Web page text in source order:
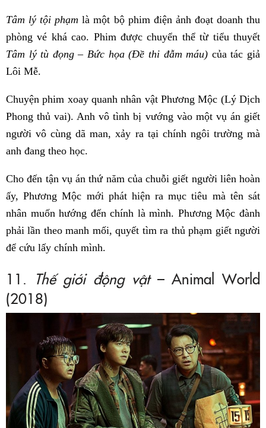
Tâm lý tội phạm là một bộ phim điện ảnh đoạt doanh thu
phòng vé khá cao. Phim được chuyển thể từ tiểu thuyết
Tâm lý tù đọng – Bức họa (Đề thi đẫm máu) của tác giả
Lôi Mễ.
Chuyện phim xoay quanh nhân vật Phương Mộc (Lý Dịch
Phong thủ vai). Anh vô tình bị vướng vào một vụ án giết
người vô cùng dã man, xảy ra tại chính ngôi trường mà
anh đang theo học.
Cho đến tận vụ án thứ năm của chuỗi giết người liên hoàn
ấy, Phương Mộc mới phát hiện ra mục tiêu mà tên sát
nhân muốn hướng đến chính là mình. Phương Mộc đành
phải lần theo manh mối, quyết tìm ra thủ phạm giết người
để cứu lấy chính mình.
11. Thế giới động vật– Animal World
(2018)